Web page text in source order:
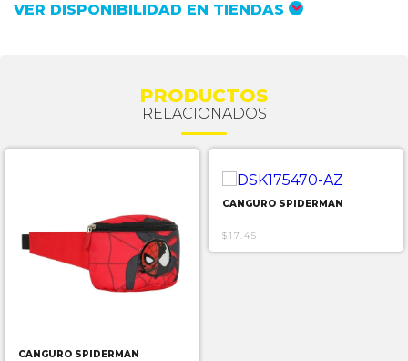
VER DISPONIBILIDAD EN TIENDAS
PRODUCTOS
RELACIONADOS
CANGURO SPIDERMAN
CANGURO SPIDERMAN
$17.45